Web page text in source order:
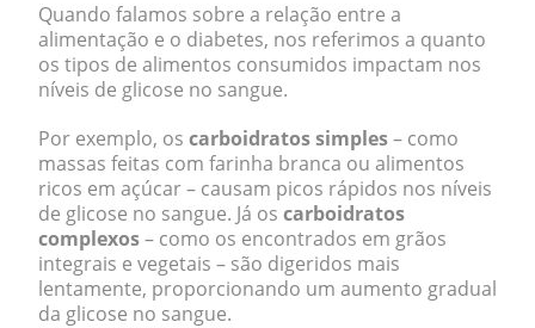
Quando falamos sobre a relação entre a
alimentação e o diabetes, nos referimos a quanto
os tipos de alimentos consumidos impactam nos
níveis de glicose no sangue.
Por exemplo, os carboidratos simples– como
massas feitas com farinha branca ou alimentos
ricos em açúcar – causam picos rápidos nos níveis
de glicose no sangue. Já os carboidratos
complexos– como os encontrados em grãos
integrais e vegetais – são digeridos mais
lentamente, proporcionando um aumento gradual
da glicose no sangue.